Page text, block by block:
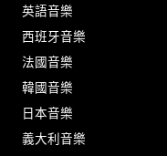
英語音樂
西班牙音樂
法國音樂
韓國音樂
日本音樂
義大利音樂